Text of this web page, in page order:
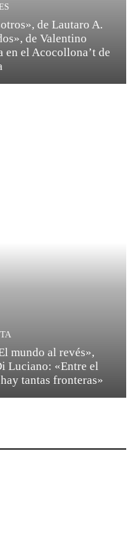
de Lautaro A.
de Valentino
en el Acocollona’t de
mundo al revés»,
Luciano: «Entre el
tantas fronteras»